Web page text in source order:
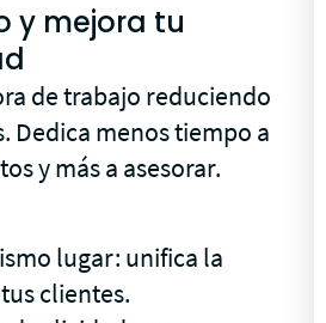
y mejora tu
de trabajo reduciendo
Dedica menos tiempo a
y más a asesorar.
lugar: unifica la
clientes.